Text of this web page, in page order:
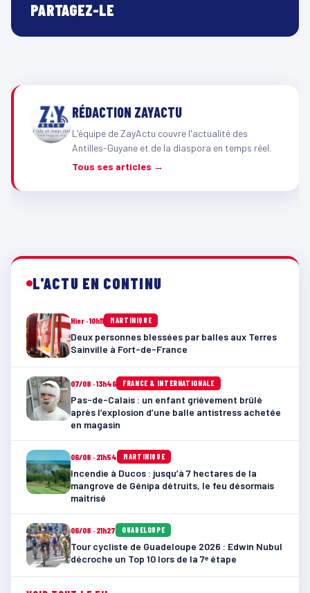
PARTAGEZ-LE
RÉDACTION ZAYACTU
L'équipe de ZayActu couvre l'actualité des
Antilles-Guyane et de la diaspora en temps réel.
Tous ses articles →
L'ACTU EN CONTINU
Hier · 10h11 MARTINIQUE
Deux personnes blessées par balles aux Terres
Sainville à Fort-de-France
07/08 · 13h46 FRANCE & INTERNATIONALE
Pas-de-Calais : un enfant grièvement brûlé
après l’explosion d’une balle antistress achetée
en magasin
06/08 · 21h54 MARTINIQUE
Incendie à Ducos : jusqu’à 7 hectares de la
mangrove de Génipa détruits, le feu désormais
maîtrisé
06/08 · 21h27 GUADELOUPE
Tour cycliste de Guadeloupe 2026 : Edwin Nubul
décroche un Top 10 lors de la 7ᵉ étape